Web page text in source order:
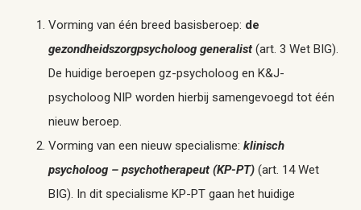
Vorming van één breed basisberoep: de
gezondheidszorgpsycholoog generalist (art. 3 Wet BIG).
De huidige beroepen gz-psycholoog en K&J-
psycholoog NIP worden hierbij samengevoegd tot één
nieuw beroep.
Vorming van een nieuw specialisme: klinisch
psycholoog – psychotherapeut (KP-PT) (art. 14 Wet
BIG). In dit specialisme KP-PT gaan het huidige